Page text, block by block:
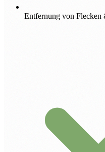
Entfernung von Flecken